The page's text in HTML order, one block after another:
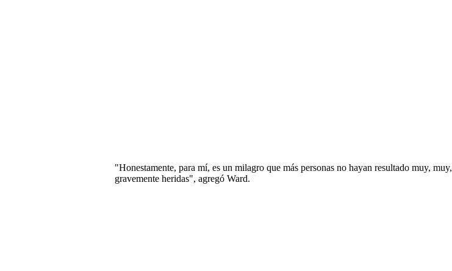
"Honestamente, para mí, es un milagro que más personas no hayan resultado muy, muy,
gravemente heridas", agregó Ward.